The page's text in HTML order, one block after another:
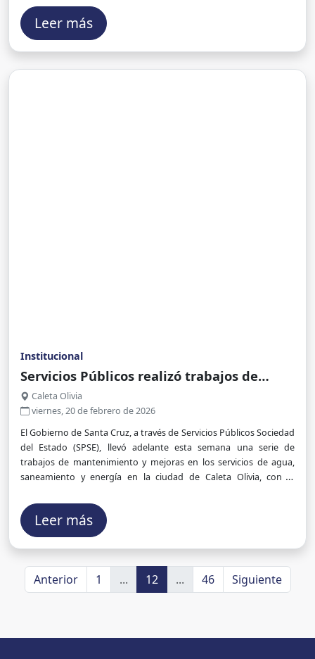
Leer más
Institucional
Servicios Públicos realizó trabajos de
mantenimiento y mejoras en los servicios
de agua y energía en Caleta Olivia
Caleta Olivia
viernes, 20 de febrero de 2026
El Gobierno de Santa Cruz, a través de Servicios Públicos Sociedad
del Estado (SPSE), llevó adelante esta semana una serie de
trabajos de mantenimiento y mejoras en los servicios de agua,
saneamiento y energía en la ciudad de Caleta Olivia, con el
comunidad.
Leer más
Anterior 1 ... 12 ... 46 Siguiente